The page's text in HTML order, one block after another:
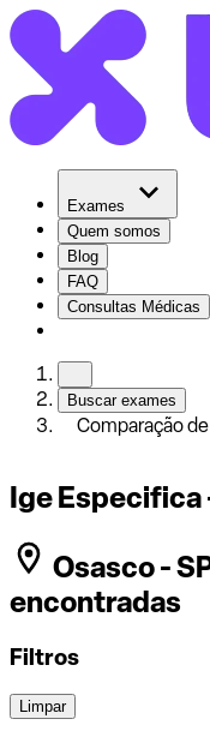
Exames
Quem somos
Blog
FAQ
Consultas Médicas
Buscar exames
Comparação
Ige Especifica
Osasco -
encontradas
Filtros
Limpar